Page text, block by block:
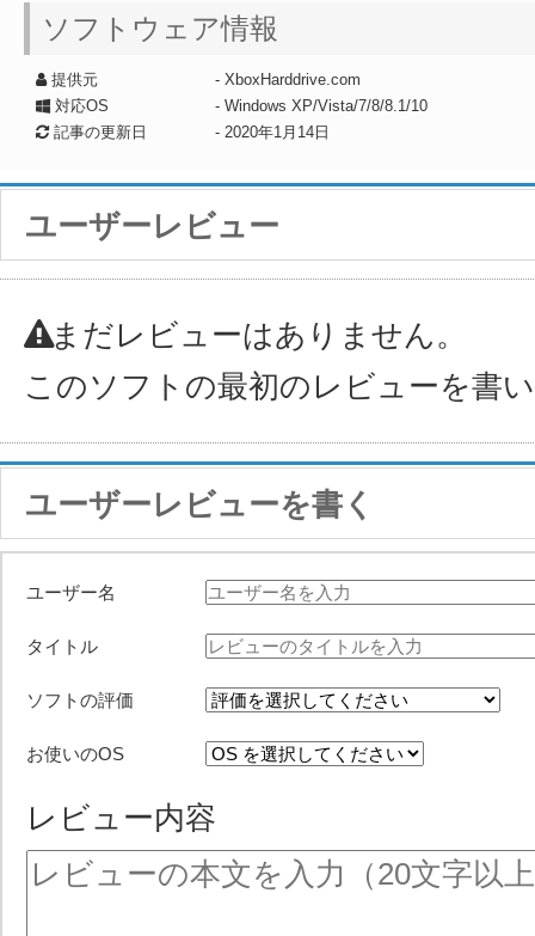
ソフトウェア情報
提供元
- XboxHarddrive.com
対応OS
- Windows XP/Vista/7/8/8.1/10
記事の更新日
- 2020年1月14日
ユーザーレビュー
まだレビューはありません。
このソフトの最初のレビューを書
ユーザーレビューを書く
ユーザー名
タイトル
ソフトの評価
お使いのOS
レビュー内容